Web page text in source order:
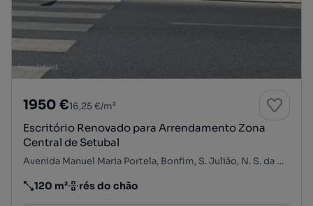
1950 €16,25 €/m²
Escritório Renovado para Arrendamento Zona
Central de Setubal
Avenida Manuel Maria Portela, Bonfim, S. Julião, N. S. da Anunciada e S. Maria da Graça, Setúbal, Setúbal
Preço por metro quadrado
120 m²
Andar rés do chão